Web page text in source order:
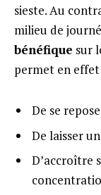
sieste. Au
milieu de
bénéfique sur
permet en
De se
De laisser
D’accroître